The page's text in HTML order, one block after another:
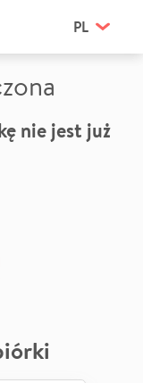
PL
nie jest już